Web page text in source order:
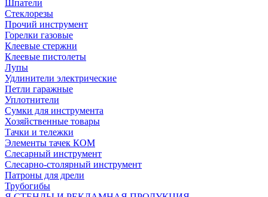
Шпатели
Стеклорезы
Прочий инструмент
Горелки газовые
Клеевые стержни
Клеевые пистолеты
Лупы
Удлинители электрические
Петли гаражные
Уплотнители
Сумки для инструмента
Хозяйственные товары
Тачки и тележки
Элементы тачек КОМ
Слесарный инструмент
Слесарно-столярный инструмент
Патроны для дрели
Трубогибы